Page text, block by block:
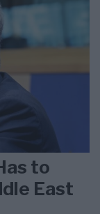
to
East